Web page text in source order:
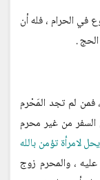
في الحرام ، فله أن
.
فمن لم تجد المَحْرم
السفر من غير محرم
لامرأة تؤمن بالله
، والمحرم زوج